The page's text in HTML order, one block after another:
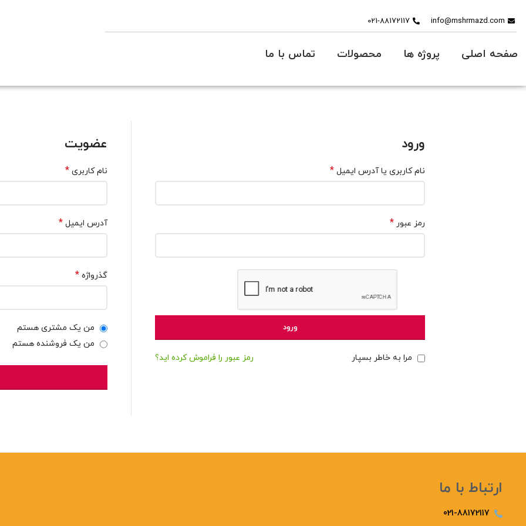
info@mshrmazd.com
021-88172117
صفحه اصلی پروژه ها محصولات تماس با ما
ورود
نام کاربری یا آدرس ایمیل *
رمز عبور *
ورود
رمز عبور را فراموش کرده اید؟ مرا به خاطر بسپار
عضویت
نام کاربری *
آدرس ایمیل *
گذرواژه *
من یک مشتری هستم
من یک فروشنده هستم
ارتباط با ما
021-88172117